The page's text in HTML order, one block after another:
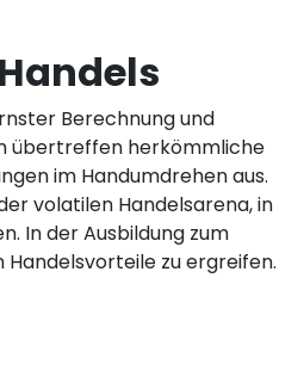
Berechnung und
übertreffen herkömmliche
im Handumdrehen aus.
volatilen Handelsarena, in
In der Ausbildung zum
zu ergreifen.